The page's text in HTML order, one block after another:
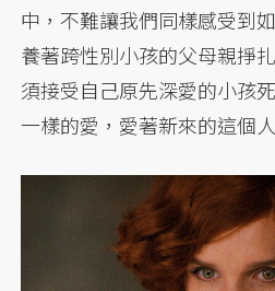
中，不難讓我們同樣感受到
養著跨性別小孩的父母親掙
須接受自己原先深愛的小孩
一樣的愛，愛著新來的這個